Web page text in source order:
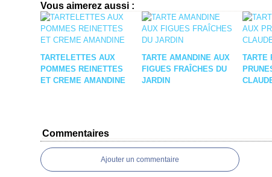
Vous aimerez aussi :
TARTELETTES AUX
POMMES REINETTES
ET CREME AMANDINE
TARTE AMANDINE AUX
FIGUES FRAÎCHES DU
JARDIN
TARTE
Commentaires
Ajouter un commentaire